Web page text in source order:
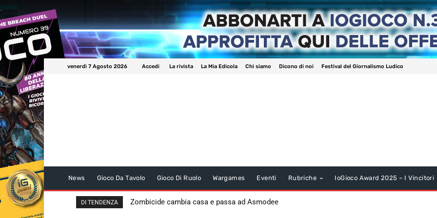
venerdì 7 Agosto 2026 Accedi La rivista La Mia Edicola Chi siamo Dicono di noi Festival del Giornalismo Ludico
News Gioco Da Tavolo Gioco Di Ruolo Wargames Eventi Rubriche IoGioco Award 2025 – I Vincitori
DI TENDENZA Zombicide cambia casa e passa ad Asmodee